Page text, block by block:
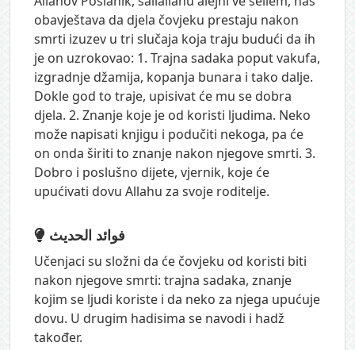
obavještava da djela čovjeku prestaju nakon
smrti izuzev u tri slučaja koja traju budući da ih
je on uzrokovao: 1. Trajna sadaka poput vakufa,
izgradnje džamija, kopanja bunara i tako dalje.
Dokle god to traje, upisivat će mu se dobra
djela. 2. Znanje koje je od koristi ljudima. Neko
može napisati knjigu i podučiti nekoga, pa će
on onda širiti to znanje nakon njegove smrti. 3.
Dobro i poslušno dijete, vjernik, koje će
upućivati dovu Allahu za svoje roditelje.
فوائد الحديث
Učenjaci su složni da će čovjeku od koristi biti
nakon njegove smrti: trajna sadaka, znanje
kojim se ljudi koriste i da neko za njega upućuje
dovu. U drugim hadisima se navodi i hadž
također.